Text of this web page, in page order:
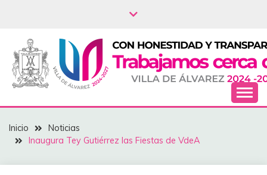
NOTICIAS – VILLA
DEL ÁLVAREZ
Inicio
Noticias
‎Inaugura Tey Gutiérrez las Fiestas de VdeA